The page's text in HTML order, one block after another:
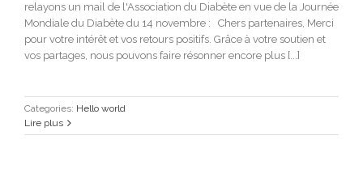
relayons un mail de l'Association du Diabète en vue de la Journée
Mondiale du Diabète du 14 novembre : Chers partenaires, Merci
pour votre intérêt et vos retours positifs. Grâce à votre soutien et
vos partages, nous pouvons faire résonner encore plus [...]
Categories: Hello world
Lire plus